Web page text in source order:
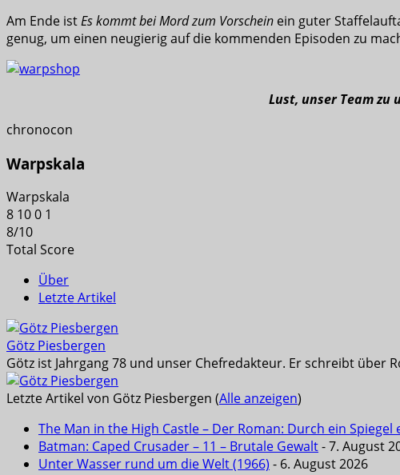
Am Ende istEs kommt bei Mord zum Vorschein ein guter
genug, um einen neugierig auf die kommenden Episoden zu
Lust, unser Team zu
chronocon
Warpskala
Warpskala
8 100 1
8/10
Total Score
Über
Letzte Artikel
Götz Piesbergen
Götz ist Jahrgang 78 und unser Chefredakteur. Er schreibt über
Letzte Artikel von Götz Piesbergen (Alle anzeigen)
The Man in the High Castle – Der Roman: Durch ein Spiegel
Batman: Caped Crusader – 11 – Brutale Gewalt- 7. August
Unter Wasser rund um die Welt (1966) - 6. August 2026